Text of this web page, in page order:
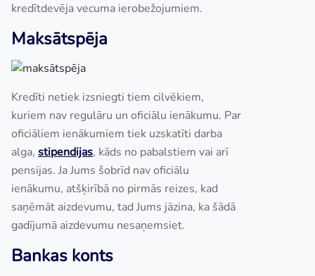
kredītdevēja vecuma ierobežojumiem.
Maksātspēja
Kredīti netiek izsniegti tiem cilvēkiem,
kuriem nav regulāru un oficiālu ienākumu. Par
oficiāliem ienākumiem tiek uzskatīti darba
alga, stipendijas, kāds no pabalstiem vai arī
pensijas. Ja Jums šobrīd nav oficiālu
ienākumu, atšķirībā no pirmās reizes, kad
saņēmāt aizdevumu, tad Jums jāzina, ka šādā
gadījumā aizdevumu nesaņemsiet.
Bankas konts